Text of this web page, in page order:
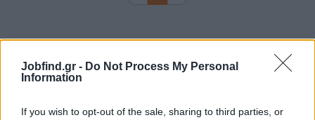
Jobfind.gr - Do Not Process My Personal
Information
If you wish to opt-out of the sale, sharing to third parties, or